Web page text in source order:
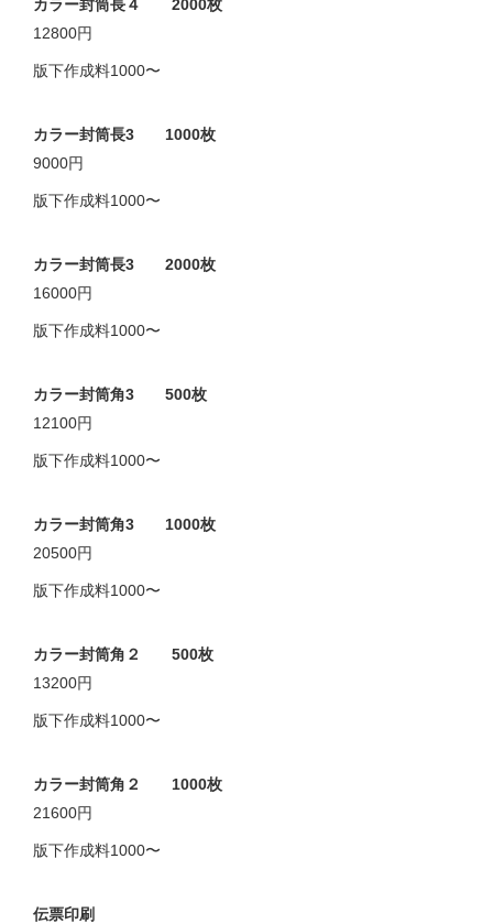
カラー封筒長４ 2000枚
12800円
版下作成料1000〜
カラー封筒長3 1000枚
9000円
版下作成料1000〜
カラー封筒長3 2000枚
16000円
版下作成料1000〜
カラー封筒角3 500枚
12100円
版下作成料1000〜
カラー封筒角3 1000枚
20500円
版下作成料1000〜
カラー封筒角２ 500枚
13200円
版下作成料1000〜
カラー封筒角２ 1000枚
21600円
版下作成料1000〜
伝票印刷